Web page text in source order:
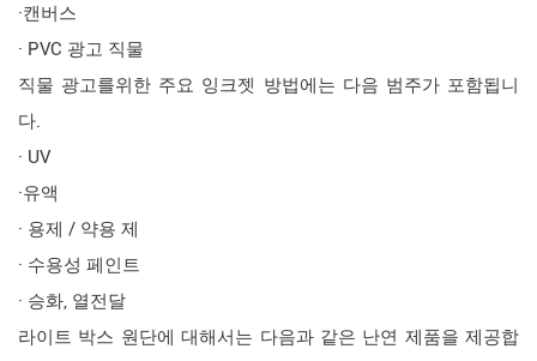
·캔버스
· PVC 광고 직물
직물 광고를위한 주요 잉크젯 방법에는 다음 범주가 포함됩니
다.
· UV
·유액
· 용제 / 약용 제
· 수용성 페인트
· 승화, 열전달
라이트 박스 원단에 대해서는 다음과 같은 난연 제품을 제공합